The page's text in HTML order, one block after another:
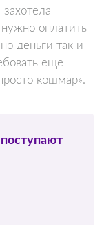
оплатить
деньги так и
еще
кошмар».